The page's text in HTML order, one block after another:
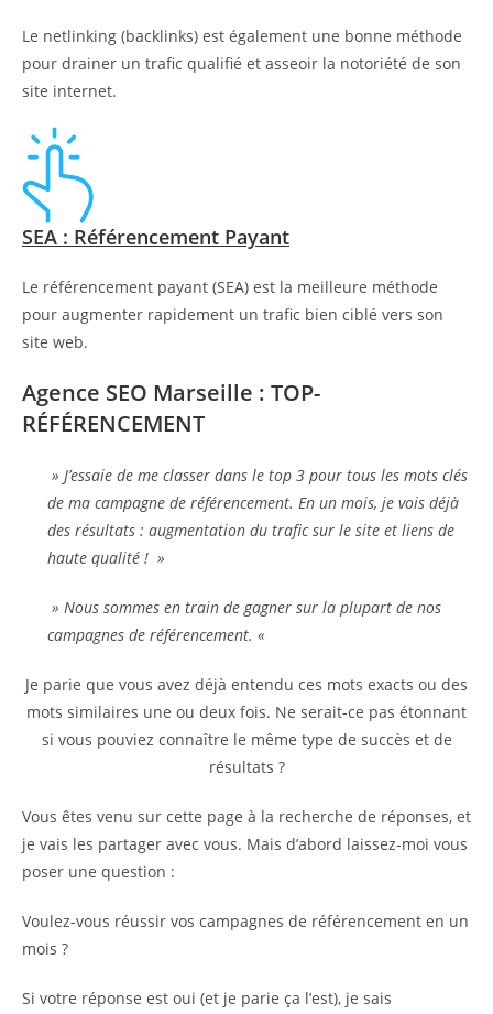
Le netlinking (backlinks) est également une bonne méthode
pour drainer un trafic qualifié et asseoir la notoriété de son
site internet.
SEA : Référencement Payant
Le référencement payant (SEA) est la meilleure méthode
pour augmenter rapidement un trafic bien ciblé vers son
site web.
Agence SEO Marseille : TOP-
RÉFÉRENCEMENT
» J’essaie de me classer dans le top 3 pour tous les mots clés
de ma campagne de référencement. En un mois, je vois déjà
des résultats : augmentation du trafic sur le site et liens de
haute qualité ! »
» Nous sommes en train de gagner sur la plupart de nos
campagnes de référencement. «
Je parie que vous avez déjà entendu ces mots exacts ou des
mots similaires une ou deux fois. Ne serait-ce pas étonnant
si vous pouviez connaître le même type de succès et de
résultats ?
Vous êtes venu sur cette page à la recherche de réponses, et
je vais les partager avec vous. Mais d’abord laissez-moi vous
poser une question :
Voulez-vous réussir vos campagnes de référencement en un
mois ?
Si votre réponse est oui (et je parie ça l’est), je sais